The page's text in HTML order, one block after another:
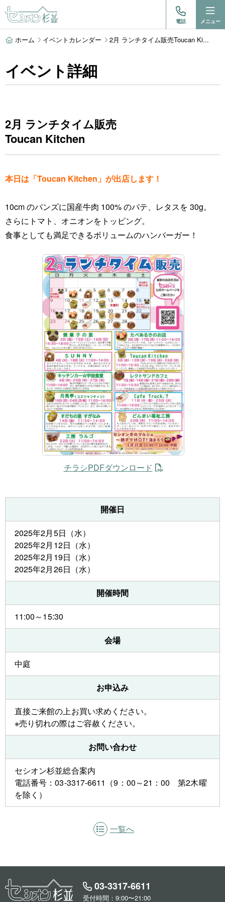
電話 メニュー
ホーム イベントカレンダー 2月 ランチタイム販売Toucan Ki...
イベント詳細
2月 ランチタイム販売
Toucan Kitchen
本日は「Toucan Kitchen」が出店します！
10cm のバンズに国産牛肉 100% のパテ、レタスを 30g。
さらにトマト、オニオンをトッピング。
食事としても満足できるボリュームのハンバーガー！
チラシPDFダウンロード
開催日
2025年2月5日（水）
2025年2月12日（水）
2025年2月19日（水）
2025年2月26日（水）
開催時間
11:00～15:30
会場
中庭
お申込み
直接ご来館の上お買い求めください。
※売り切れの際はご容赦ください。
お問い合わせ
セシオン杉並総合案内
電話番号：03-3317-6611（9：00～21：00 第2木曜
を除く）
一覧へ
03-3317-6611
受付時間：9:00〜21:00